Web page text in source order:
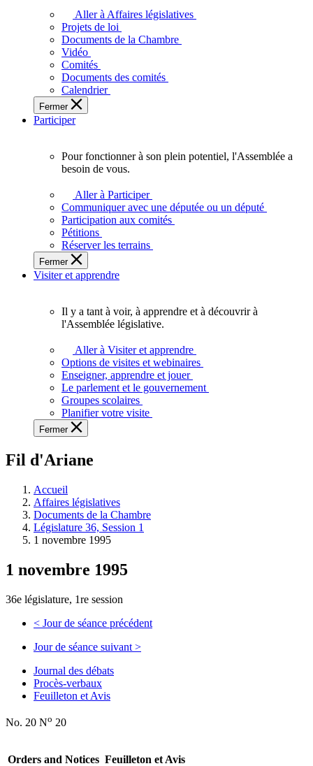
adopte
touchent
des
Ontariennes
et
Aller à Affaires législatives
Projets de loi
Documents de la Chambre
Vidéo
Comités
Documents des comités
Calendrier
Fermer
Participer
plein
potentiel,
l'Assemblée
a
besoin
de
Pour fonctionner à son plein potentiel, l'Assemblée a
besoin de vous.
Aller à Participer
Communiquer avec une députée ou un député
Participation aux comités
Pétitions
Réserver les terrains
Fermer
Visiter et apprendre
voir,
apprendre
et
à
à
législative.
Il y a tant à voir, à apprendre et à découvrir à
l'Assemblée législative.
Aller à Visiter et apprendre
Options de visites et webinaires
Enseigner, apprendre et jouer
Le parlement et le gouvernement
Groupes scolaires
Planifier votre visite
Fermer
Fil d'Ariane
Accueil
Affaires législatives
Documents de la Chambre
Législature 36, Session 1
1 novembre 1995
1 novembre 1995
36e législature, 1re session
< Jour de séance précédent
Jour de séance suivant >
Journal des débats
Procès-verbaux
Feuilleton et Avis
No. 20 No 20
Orders and Notices Feuilleton et Avis